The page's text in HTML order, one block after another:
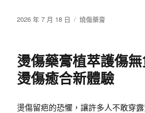
發
2026 年 7 月 18 日
分
燒傷藥膏
燙傷藥膏植萃護傷
燙傷癒合新體驗
燙傷留疤的恐懼，讓許多人不敢穿